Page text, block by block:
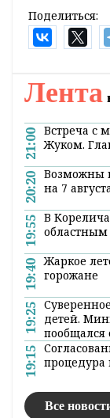
Поделиться:
Лента
21:00 Встреча с
Жуком.
20:20 Возможны
на 7
19:55 В
19:40 Жаркое
горожане
19:25
детей.
19:15 процедура
Все